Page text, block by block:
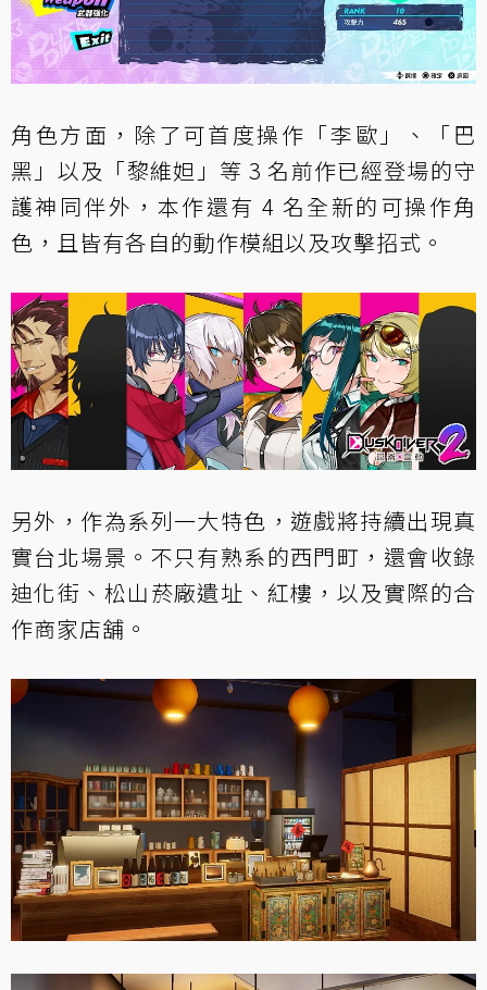
角色方面，除了可首度操作「李歐」、「巴
黑」以及「黎維妲」等 3 名前作已經登場的守
護神同伴外，本作還有 4 名全新的可操作角
色，且皆有各自的動作模組以及攻擊招式。
另外，作為系列一大特色，遊戲將持續出現真
實台北場景。不只有熟系的西門町，還會收錄
迪化街、松山菸廠遺址、紅樓，以及實際的合
作商家店舖。